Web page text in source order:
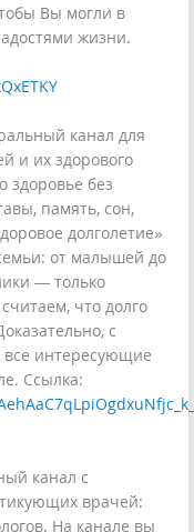
Вы могли в
жизни.
канал для
и их здорового
здоровье без
память, сон,
долголетие»
от малышей до
— только
что долго
с
все интересующие
Ссылка:
канал с
врачей:
На канале вы